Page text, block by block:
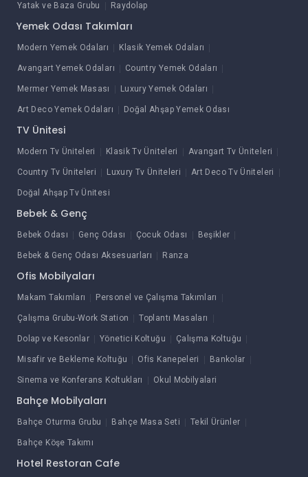
Yatak ve Baza Grubu Raydolap
Yemek Odası Takımları
Modern Yemek Odaları Klasik Yemek Odaları
Avangart Yemek Odaları Country Yemek Odaları
Mermer Yemek Masası Luxury Yemek Odaları
Art Deco Yemek Odaları Doğal Ahşap Yemek Odası
TV Ünitesi
Modern Tv Üniteleri Klasik Tv Üniteleri Avangart Tv Üniteleri
Country Tv Üniteleri Luxury Tv Üniteleri Art Deco Tv Üniteleri
Doğal Ahşap Tv Ünitesi
Bebek & Genç
Bebek Odası Genç Odası Çocuk Odası Beşikler
Bebek & Genç Odası Aksesuarları Ranza
Ofis Mobilyaları
Makam Takımları Personel ve Çalışma Takımları
Çalışma Grubu-Work Station Toplantı Masaları
Dolap ve Kesonlar Yönetici Koltuğu Çalışma Koltuğu
Misafir ve Bekleme Koltuğu Ofis Kanepeleri Bankolar
Sinema ve Konferans Koltukları Okul Mobilyalari
Bahçe Mobilyaları
Bahçe Oturma Grubu Bahçe Masa Seti Tekil Ürünler
Bahçe Köşe Takımı
Hotel Restoran Cafe